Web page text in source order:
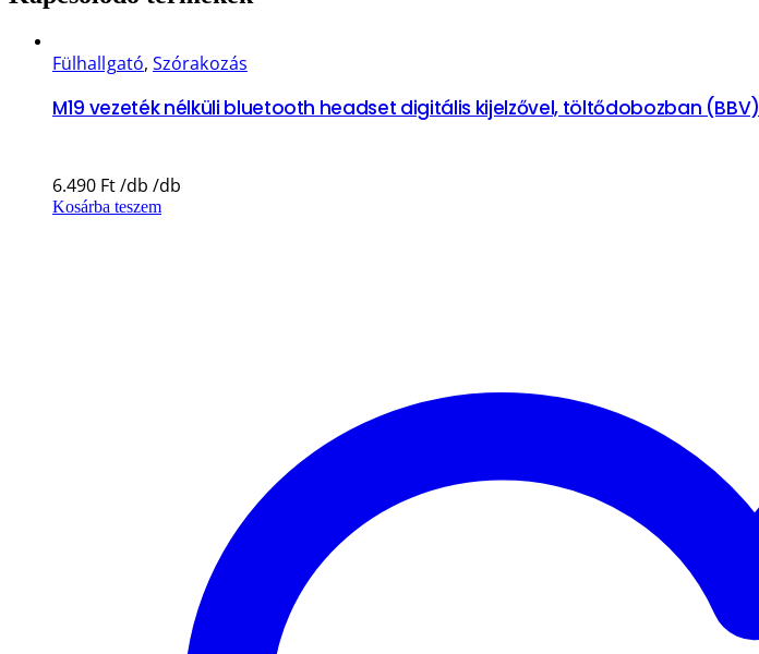
Fülhallgató,Szórakozás
M19 vezeték nélküli bluetooth headset digitális kijelzővel, töltődobozban (BBV)
6.490 Ft
Kosárba teszem